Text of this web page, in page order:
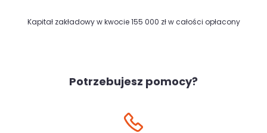
Kapitał zakładowy w kwocie 155 000 zł w całości opłacony
Potrzebujesz pomocy?